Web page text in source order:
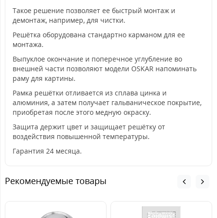
Такое решение позволяет ее быстрый монтаж и
демонтаж, например, для чистки.
Решётка оборудована стандартно карманом для ее
монтажа.
Выпуклое окончание и поперечное углубление во
внешней части позволяют модели OSKAR напоминать
раму для картины.
Рамка решётки отливается из сплава цинка и
алюминия, а затем получает гальваническое покрытие,
приобретая после этого медную окраску.
Защита держит цвет и защищает решётку от
воздействия повышенной температуры.
Гарантия 24 месяца.
Рекомендуемые товары